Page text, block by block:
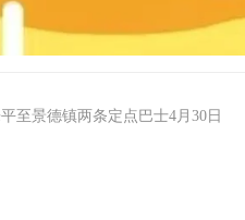
至景德镇两条定点巴士4月30日